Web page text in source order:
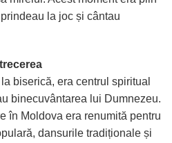
la joc și cântau
biserică, era centrul spiritual
binecuvântarea lui Dumnezeu.
în Moldova era renumită pentru
dansurile tradiționale și